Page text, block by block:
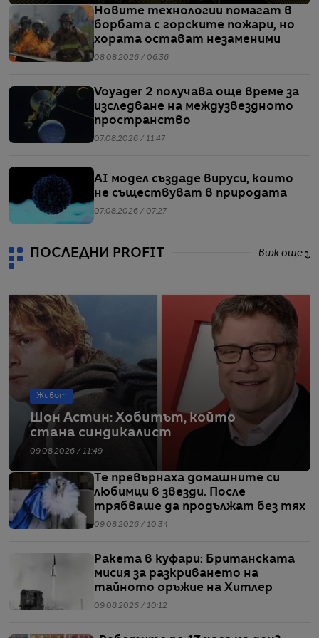
Новите технологии помагат в
борбата с горските пожари, но
хората остават незаменими
08.08.2026 / 06:36
Voyager 2 получава още време за
изследване на междузвездното
пространство
07.08.2026 / 11:47
AI модел създаде вируси, които
не съществуват в природата
07.08.2026 / 07:27
ПОСЛЕДНИ PROFIT виж още
Живот
Шон Астин: Хобитът, който
стана синдикалист
09.08.2026 / 11:49
Те превърнаха домашните си
любимци в звезди. После
трябваше да продължат без тях
09.08.2026 / 10:34
Ракета в куфари: Британската
мисия за разкриването на
тайното оръжие на Хитлер
09.08.2026 / 10:12